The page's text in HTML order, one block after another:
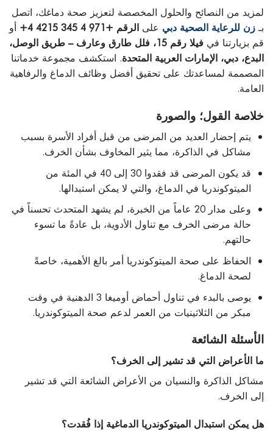
لمزيد من النصائح والحلول المخصصة لتعزيز صحة دماغك، اتصل
بـ زن للرعاية الصحية دبي على الرقم +971 4 345 4215 4+
أو
قم بزيارتنا في
فيلا رقم 15، فلل طارق وعارف – طريق الوصل،
البدع، دبي، الإمارات العربية المتحدة. استكشف مجموعة خدماتنا
المصممة لمساعدتك على تحقيق أفضل وظائف الدماغ والرفاهية
العامة.
خلاصة القول؛ والصورة
يتم إحضار العديد من المرضى من قبل أفراد الأسرة بسبب
مشاكل في الذاكرة، مما يثير المخاوف بشأن الخرف.
قد يكون المرضى قد فقدوا 30 إلى 40 في المئة من
الميتوكوندريا في الدماغ، والتي لا يمكن استبدالها.
وعلى مدار 20 عاماً من الخبرة، لم يشهد المتحدث تحسناً في
حالة مرضى الخرف مع تناول الأدوية، بل عادةً ما تسوء
حالتهم.
الحفاظ على صحة الميتوكوندريا أمر بالغ الأهمية، خاصةً
لصحة الدماغ.
يوصى بالبدء في تناول أحماض أوميغا 3 الدهنية في وقت
مبكر من الثلاثينيات من العمر لدعم صحة الميتوكوندريا.
الأسئلة الشائعة
ما الأعراض التي قد تشير إلى الخرف؟
مشاكل الذاكرة والنسيان من الأعراض الشائعة التي قد تشير
إلى الخرف.
هل يمكن استبدال الميتوكوندريا الدماغية إذا فُقدت؟